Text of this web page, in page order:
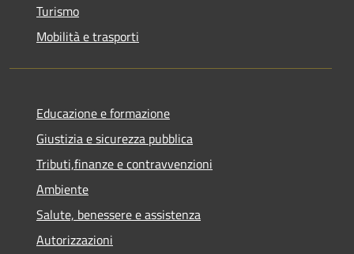
Turismo
Mobilità e trasporti
Educazione e formazione
Giustizia e sicurezza pubblica
Tributi,finanze e contravvenzioni
Ambiente
Salute, benessere e assistenza
Autorizzazioni